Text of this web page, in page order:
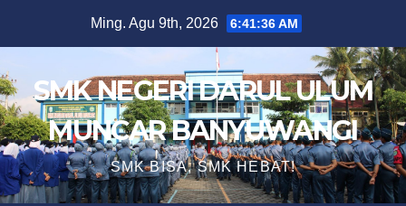
Ming. Agu 9th, 2026 6:41:37 AM
SMK NEGERI DARUL ULUM
MUNCAR BANYUWANGI
SMK BISA, SMK HEBAT!